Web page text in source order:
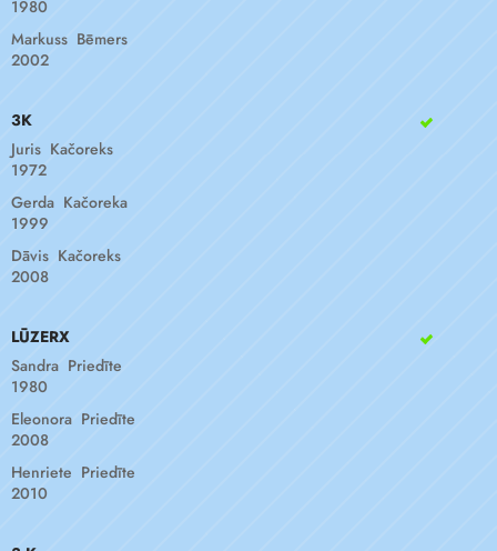
1980
Markuss Bēmers
2002
3K
Juris Kačoreks
1972
Gerda Kačoreka
1999
Dāvis Kačoreks
2008
LŪZERX
Sandra Priedīte
1980
Eleonora Priedīte
2008
Henriete Priedīte
2010